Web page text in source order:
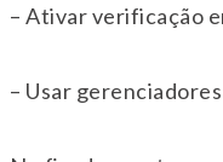
– Ativar verificação
– Usar